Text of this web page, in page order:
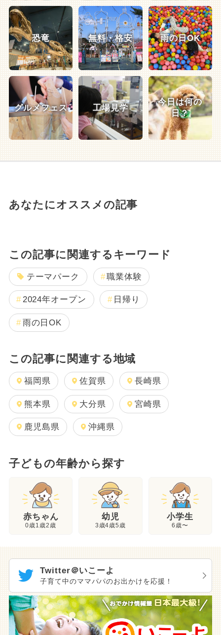
恐竜 無料・格安 雨の日OK
グルメフェス 工場見学
今日は何の
日？
あなたにオススメの記事
この記事に関連するキーワード
テーマパーク 職業体験
2024年オープン 日帰り
雨の日OK
この記事に関連する地域
福岡県 佐賀県 長崎県
熊本県 大分県 宮崎県
鹿児島県 沖縄県
子どもの年齢から探す
赤ちゃん
0歳1歳2歳
幼児
3歳4歳5歳
小学生
6歳〜
Twitter＠いこーよ
子育て中のママパパのお出かけを応援！